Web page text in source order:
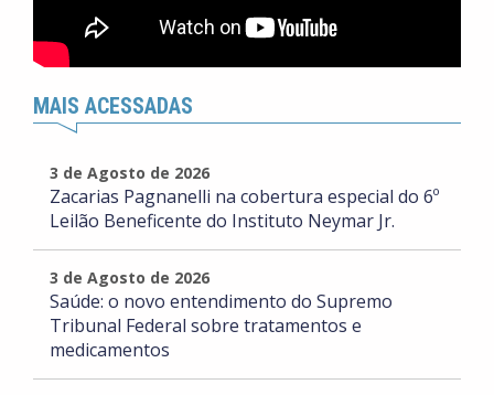
MAIS ACESSADAS
3 de Agosto de 2026
Zacarias Pagnanelli na cobertura especial do 6º
Leilão Beneficente do Instituto Neymar Jr.
3 de Agosto de 2026
Saúde: o novo entendimento do Supremo
Tribunal Federal sobre tratamentos e
medicamentos